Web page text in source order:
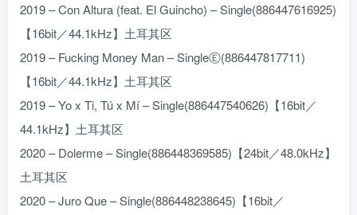
2019 – Con Altura (feat. El Guincho) – Single(886447616925)
【16bit／44.1kHz】土耳其区
2019 – Fucking Money Man – SingleⒺ(886447817711)
【16bit／44.1kHz】土耳其区
2019 – Yo x Ti, Tú x Mí – Single(886447540626)【16bit／
44.1kHz】土耳其区
2020 – Dolerme – Single(886448369585)【24bit／48.0kHz】
土耳其区
2020 – Juro Que – Single(886448238645)【16bit／